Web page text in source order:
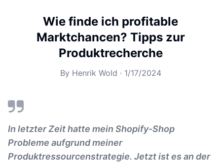
Wie finde ich profitable
Marktchancen? Tipps zur
Produktrecherche
By Henrik Wold · 1/17/2024
In letzter Zeit hatte mein Shopify-Shop
Probleme aufgrund meiner
Produktressourcenstrategie. Jetzt ist es an der